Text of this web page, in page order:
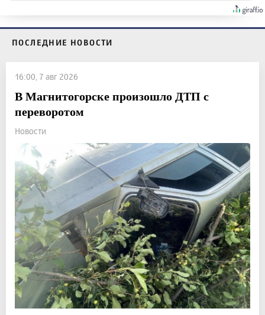
ПОСЛЕДНИЕ НОВОСТИ
16:00, 7 авг 2026
В Магнитогорске произошло ДТП с
переворотом
Новости